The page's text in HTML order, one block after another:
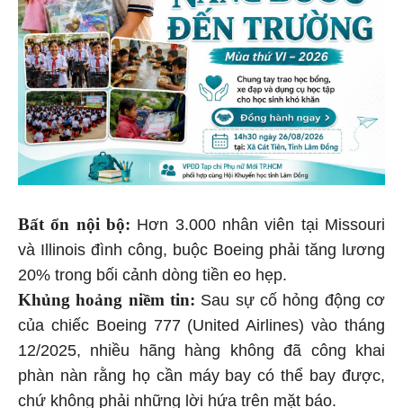
Bất ổn nội bộ: Hơn 3.000 nhân viên tại Missouri
và Illinois đình công, buộc Boeing phải tăng lương
20% trong bối cảnh dòng tiền eo hẹp.
Khủng hoảng niềm tin: Sau sự cố hỏng động cơ
của chiếc Boeing 777 (United Airlines) vào tháng
12/2025, nhiều hãng hàng không đã công khai
phàn nàn rằng họ cần máy bay có thể bay được,
chứ không phải những lời hứa trên mặt báo.